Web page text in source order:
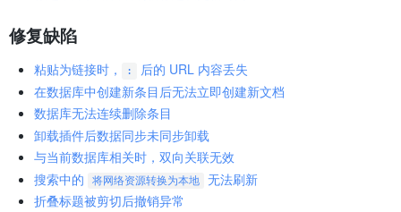
修复缺陷
粘贴为链接时， :
后的 URL 内容丢失
在数据库中创建新条目后无法立即创建新文档
数据库无法连续删除条目
卸载插件后数据同步未同步卸载
与当前数据库相关时，双向关联无效
搜索中的
将网络资源转换为本地
无法刷新
折叠标题被剪切后撤销异常